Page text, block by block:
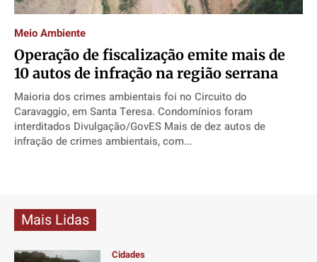
Direitos
Economia
Cultura
Colunas
Caetano Roque
Gustavo Bastos
Jr Mignone (in memorian)
Publicidade Legal
Anuncie
Direitos
Economia
Cultura
Colunas
Caetano Roque
Gustavo Bastos
Jr Mignone (in memorian)
Publicidade Legal
Anuncie
Direitos
Economia
Cultura
Colunas
Caetano Roque
Gustavo Bastos
Jr Mignone (in memorian)
Publicidade Legal
Anuncie
Direitos
Economia
Cultura
Colunas
Caetano Roque
Gustavo Bastos
Jr Mignone (in memorian)
Publicidade Legal
Anuncie
Meio Ambiente
Operação de fiscalização emite mais de
10 autos de infração na região serrana
Maioria dos crimes ambientais foi no Circuito do
Caravaggio, em Santa Teresa. Condomínios foram
interditados Divulgação/GovES Mais de dez autos de
infração de crimes ambientais, com...
Mais Lidas
Cidades